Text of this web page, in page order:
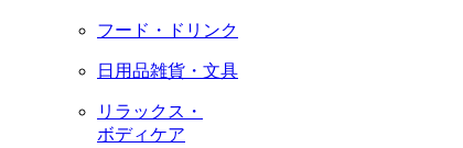
フード・ドリンク
日用品雑貨・文具
リラックス・
ボディケア